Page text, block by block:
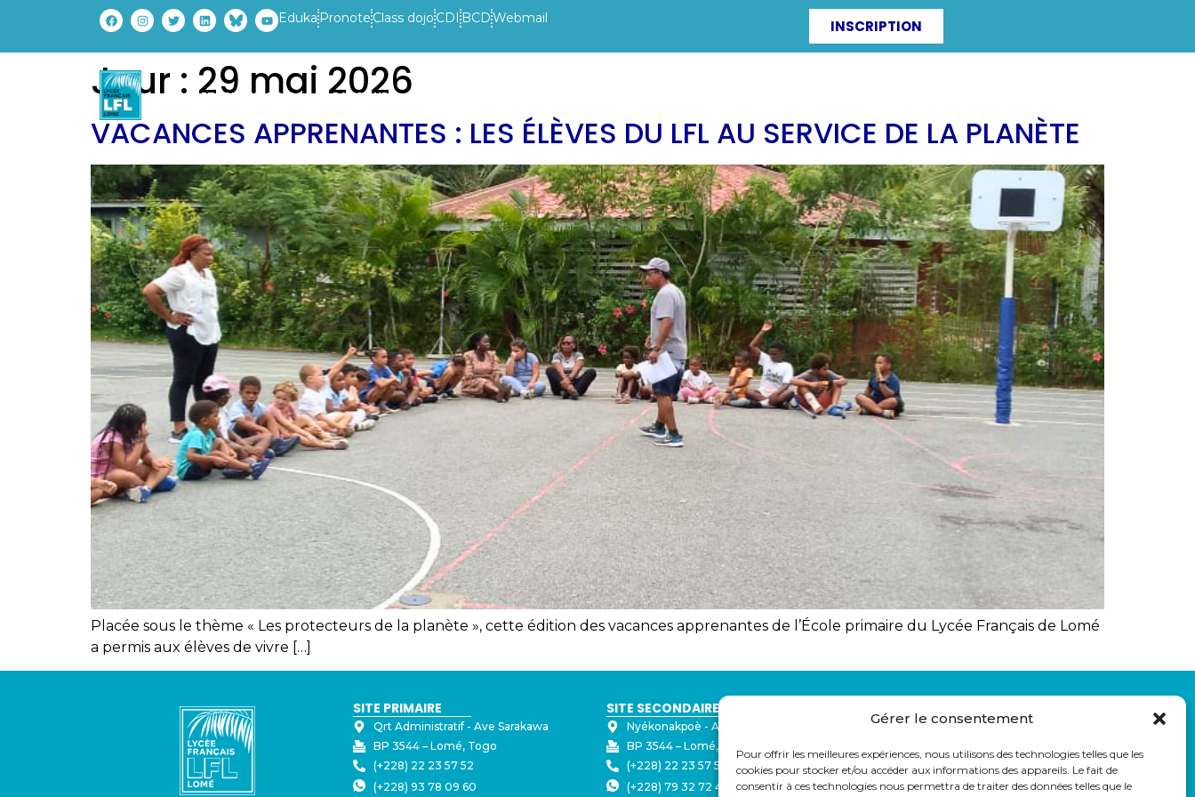
Gérer le consentement
Pour offrir les meilleures expériences, nous utilisons des technologies telles que les
cookies pour stocker et/ou accéder aux informations des appareils. Le fait de
consentir à ces technologies nous permettra de traiter des données telles que le
Eduka Pronote Class dojo CDI BCDWebmail INSCRIPTION
ETABLISSEMENT PARCOURS
Jour : 29 mai 2026
VACANCES APPRENANTES : LES ÉLÈVES DU LFL AU SERVICE DE LA PLANÈTE
Placée sous le thème « Les protecteurs de la planète », cette édition des vacances apprenantes de l’École primaire du Lycée Français de Lomé
a permis aux élèves de vivre […]
SITE PRIMAIRE
Qrt Administratif - ⁠Ave Sarakawa
BP 3544 – Lomé, Togo
(+228) 22 23 57 52
(+228) 93 78 09 60
SITE SECONDAIRE
Nyékonakpoè - ⁠Ave Joseph Strauss
BP 3544 – Lomé, Togo
(+228) 22 23 57 50
(+228) 79 32 72 43
Eduka
Pronote
Webmail
Parcoursup